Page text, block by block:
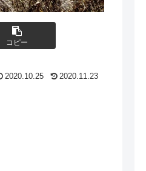
コピー
2020.10.25 2020.11.23